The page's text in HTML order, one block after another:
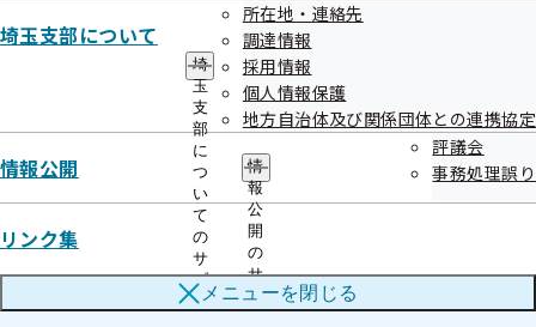
埼玉支部について
埼
玉
支
部
に
つ
い
て
の
サ
ブ
メ
所在地・連絡先
調達情報
採用情報
個人情報保護
地方自治体及び関係団体との連携協定
情報公開
情
報
公
開
の
サ
ブ
メ
評議会
事務処理誤り
リンク集
メニューを閉じる
令和04年度
令和04年度 第01回
令和04年度 第02回